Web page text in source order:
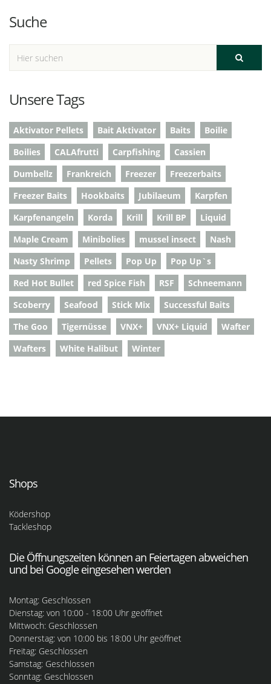
Suche
Unsere Tags
Aktivator Pellets Bait Aktivator Baits
Boilie
Boilies
CALAfrutti Carpfishing
Cassien
Dumbellz
Frankreich Freezer
Freezerbaits
Freezer Baits
Hookbaits Jubilaeum
Karpfen
Karpfenangeln
Korda Krill Krill BP
Liquid
Maple Cream
Minibolies mussel insect
Nash
Nasty Shrimp
Pellets Pop Up
Pop Up`s
Red Hot Bullet
red Spice Fish RSF
Schneemann
Scoberry
Seafood Stick Mix
Successful Baits
The Goo
Tigernüsse VNX+ VNX+ Liquid
Wafter
Wafters
White Halibut Winter
Shops
Ködershop
Tackleshop
Die Öffnungszeiten können an Feiertagen abweichen
und bei Google eingesehen werden
Montag: Geschlossen
Dienstag: von 10:00 - 18:00 Uhr geöffnet
Mittwoch: Geschlossen
Donnerstag: von 10:00 bis 18:00 Uhr geöffnet
Freitag: Geschlossen
Samstag: Geschlossen
Sonntag: Geschlossen